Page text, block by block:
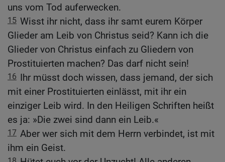
uns vom Tod auferwecken.
15 Wisst ihr nicht, dass ihr samt eurem Körper
Glieder am Leib von Christus seid? Kann ich die
Glieder von Christus einfach zu Gliedern von
Prostituierten machen? Das darf nicht sein!
16 Ihr müsst doch wissen, dass jemand, der sich
mit einer Prostituierten einlässt, mit ihr ein
einziger Leib wird. In den Heiligen Schriften heißt
es ja: »Die zwei sind dann ein Leib.«
17 Aber wer sich mit dem Herrn verbindet, ist mit
ihm ein Geist.